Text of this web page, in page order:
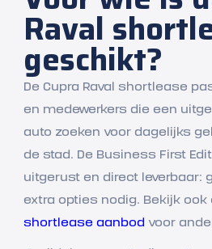
Raval
geschikt?
De Cupra Raval shortlease
en medewerkers die een
auto zoeken voor dagelijks
de stad. De Business First
uitgerust en direct leverbaar:
extra opties nodig. Bekijk
shortlease aanbod voor